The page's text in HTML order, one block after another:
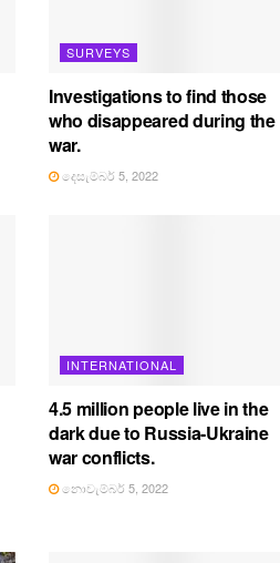
SURVEYS
Investigations to find those
who disappeared during the
war.
දෙසැම්බර් 5, 2022
INTERNATIONAL
4.5 million people live in the
dark due to Russia-Ukraine
war conflicts.
නොවැම්බර් 5, 2022